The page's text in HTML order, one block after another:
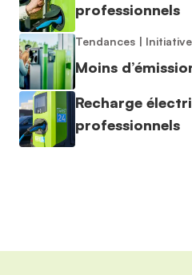
professionnels
Tendances |
Moins
Recharge
professionnels